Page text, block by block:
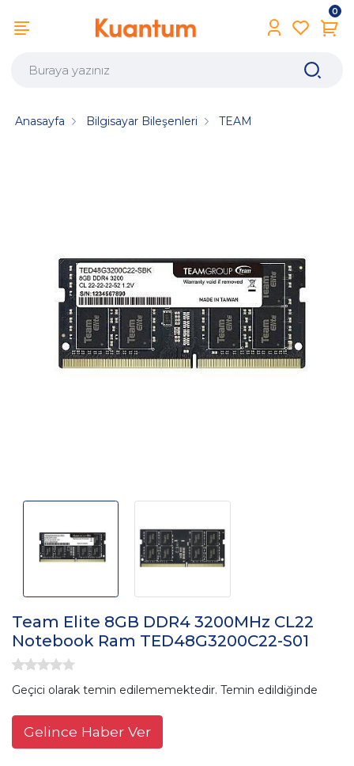
0
Anasayfa Bilgisayar Bileşenleri TEAM
Team Elite 8GB DDR4 3200MHz CL22
Notebook Ram TED48G3200C22-S01
Geçici olarak temin edilememektedir. Temin edildiğinde
Gelince Haber Ver